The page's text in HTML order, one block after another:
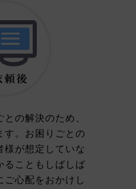
の解決のため、
す。お困りごとの
様が想定していな
ることもしばしば
ご心配をおかけし